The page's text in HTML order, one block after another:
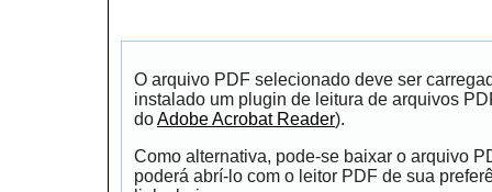
O arquivo PDF selecionado deve ser
instalado um plugin de leitura de arquivos
doAdobe Acrobat Reader).
Como alternativa, pode-se baixar o arquivo
poderá abrí-lo com o leitor PDF de sua